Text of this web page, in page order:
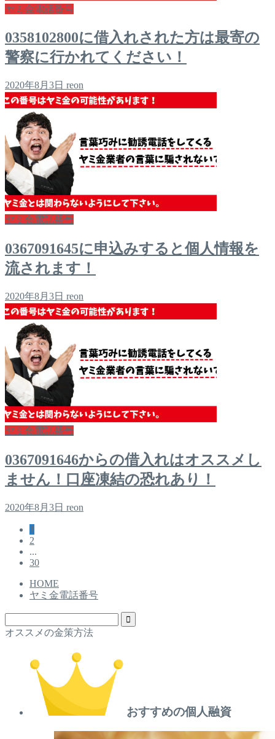
ヤミ金電話番号
0358102800に借入れされた方は最寄の
警察に行かれてください！
2020年8月3日 reon
ヤミ金電話番号
0367091645に申込みすると個人情報を
流されます！
2020年8月3日 reon
ヤミ金電話番号
0367091646からの借入れはオススメし
ません！口座凍結の恐れあり！
2020年8月3日 reon
1
2
...
30
HOME
ヤミ金電話番号
オススメの金策方法
おすすめの個人融資